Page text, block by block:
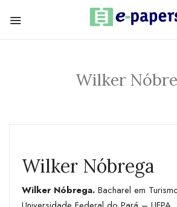
Wilker
Wilker Nóbrega
Wilker Nóbrega. Bacharel em